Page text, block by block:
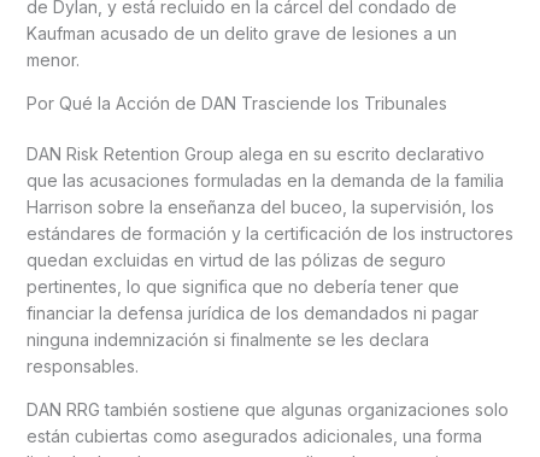
de Dylan, y está recluido en la cárcel del condado de
Kaufman acusado de un delito grave de lesiones a un
menor.
Por Qué la Acción de DAN Trasciende los Tribunales
DAN Risk Retention Group alega en su escrito declarativo
que las acusaciones formuladas en la demanda de la familia
Harrison sobre la enseñanza del buceo, la supervisión, los
estándares de formación y la certificación de los instructores
quedan excluidas en virtud de las pólizas de seguro
pertinentes, lo que significa que no debería tener que
financiar la defensa jurídica de los demandados ni pagar
ninguna indemnización si finalmente se les declara
responsables.
DAN RRG también sostiene que algunas organizaciones solo
están cubiertas como asegurados adicionales, una forma